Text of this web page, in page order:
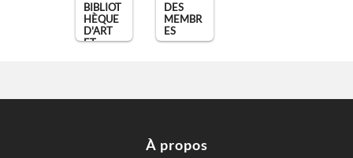
BIBLIOT
HÈQUE
D'ART
ET
DES
MEMBR
ES
Bibliothè
À propos